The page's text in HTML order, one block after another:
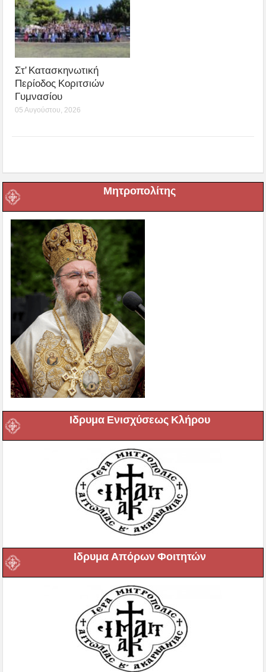
Στ’ Κατασκηνωτική
Περίοδος Κοριτσιών
Γυμνασίου
05 Αυγούστου, 2026
Μητροπολίτης
Ιδρυμα Ενισχύσεως Κλήρου
Ιδρυμα Απόρων Φοιτητών